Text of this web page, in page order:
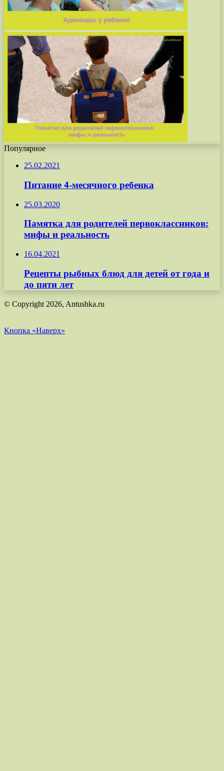
Популярное
25.02.2021
Питание 4-месячного ребенка
25.03.2020
Памятка для родителей первоклассников:
мифы и реальность
16.04.2021
Рецепты рыбных блюд для детей от года и
до пяти лет
© Copyright 2026, Antushka.ru
Кнопка «Наверх»